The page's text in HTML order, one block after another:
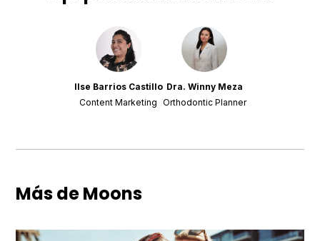
Ilse Barrios Castillo
Content Marketing
Dra. Winny Meza
Orthodontic Planner
Más de Moons